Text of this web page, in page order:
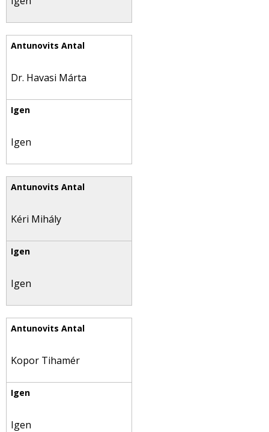
Dr. Havasi Márta
Igen
Kéri Mihály
Igen
Kopor Tihamér
Igen